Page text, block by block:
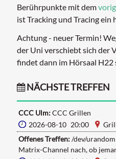
Berührpunkte mit dem
ist Tracking und Tracing ein
Achtung - neuer Termin!
der Uni verschiebt sich der
findet dann im Hörsaal H22
NÄCHSTE TREFFEN
CCC Ulm:CCC Grillen
2026-08-10 20:00
Offenes Treffen:/dev/
Matrix-Channel nach, ob